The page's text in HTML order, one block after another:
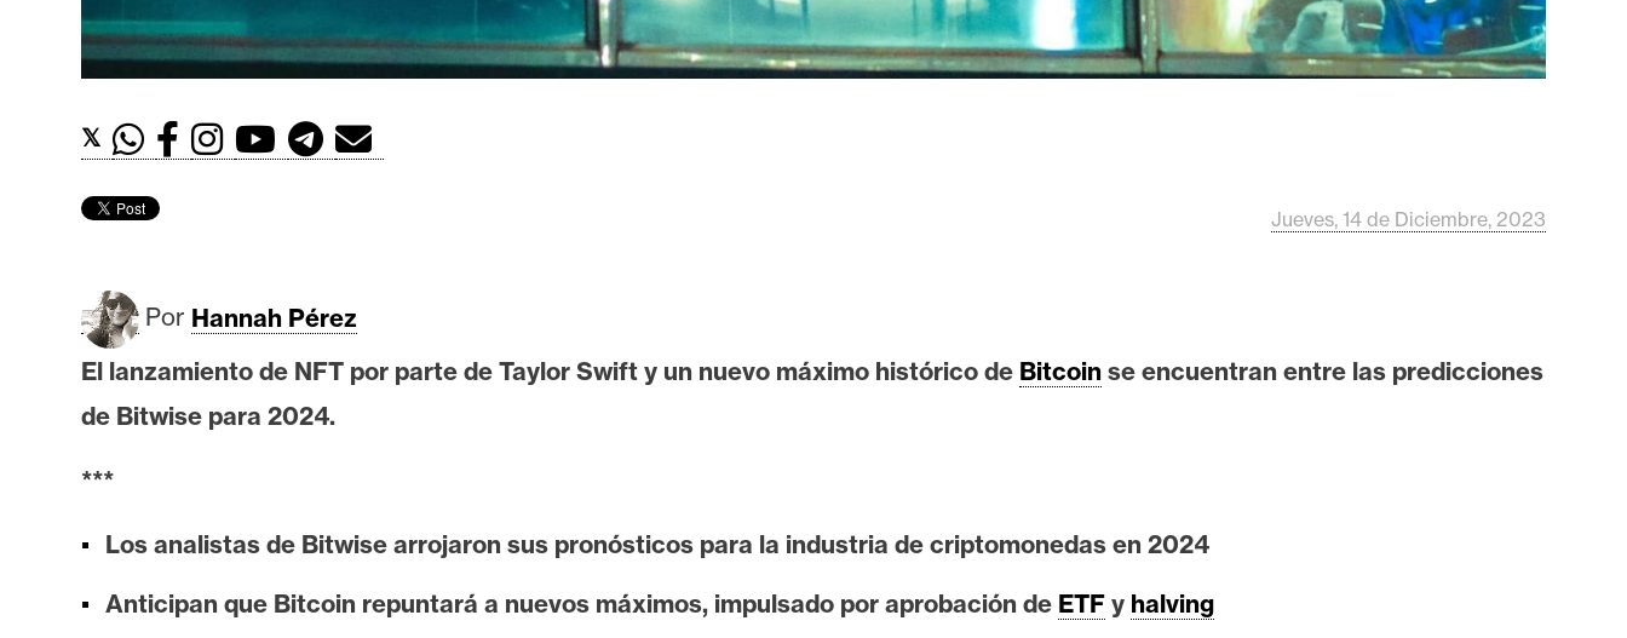
t
h
r
e
m
I
A
A
i
𝕏
Jueves, 14 de Diciembre, 2023
Por Hannah Pérez
El lanzamiento de NFT por parte de Taylor Swift y un nuevo máximo histórico de Bitcoin se encuentran entre las predicciones
de Bitwise para 2024.
***
Los analistas de Bitwise arrojaron sus pronósticos para la industria de criptomonedas en 2024
Anticipan que Bitcoin repuntará a nuevos máximos, impulsado por aprobación de ETF y halving